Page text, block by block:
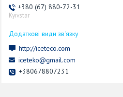
+380 (67) 880-72-31
Kyivstar
http://iceteco.com
iceteko@gmail.com
+380678807231